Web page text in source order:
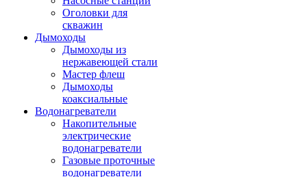
Оголовки для
скважин
Дымоходы
Дымоходы из
нержавеющей стали
Мастер флеш
Дымоходы
коаксиальные
Водонагреватели
Накопительные
электрические
водонагреватели
Газовые проточные
водонагреватели